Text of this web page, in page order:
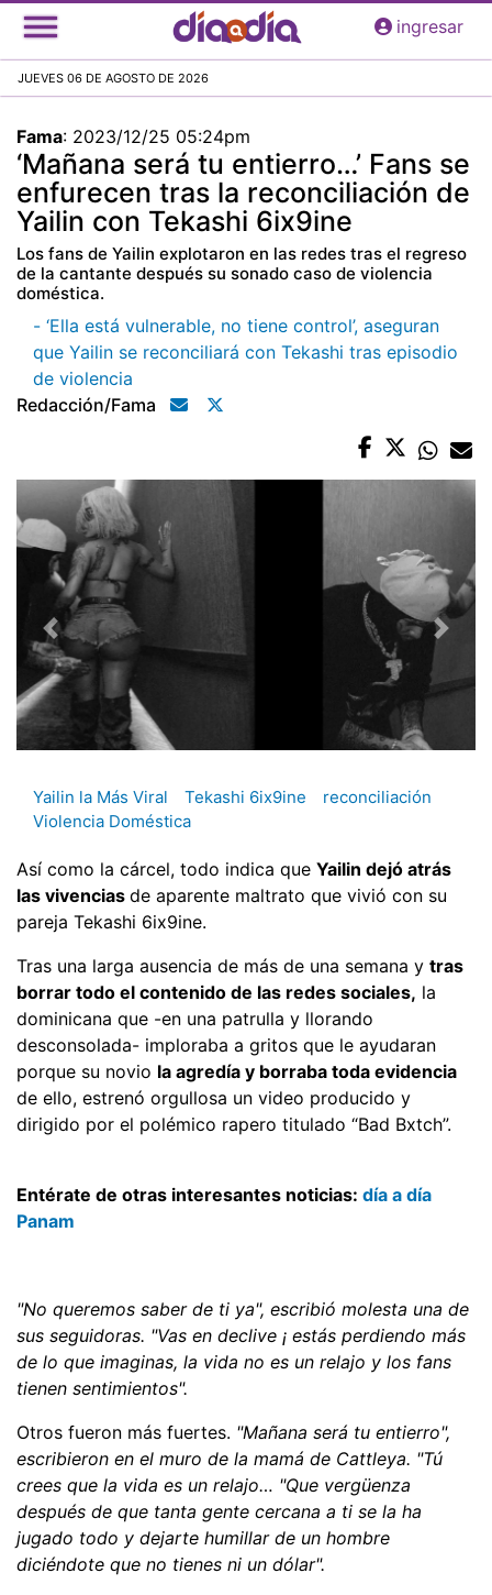
Pasar
al
principal
ingresar
JUEVES 06 DE AGOSTO DE 2026
Fama: 2023/12/25 05:24pm
‘Mañana será tu entierro…’ Fans se
enfurecen tras la reconciliación de
Yailin con Tekashi 6ix9ine
Los fans de Yailin explotaron en las redes tras el regreso
de la cantante después su sonado caso de violencia
doméstica.
- ‘Ella está vulnerable, no tiene control’, aseguran
que Yailin se reconciliará con Tekashi tras episodio
de violencia
Redacción/fama
Yailin la Más Viral Tekashi 6ix9ine
reconciliación
Violencia Doméstica
Así como la cárcel, todo indica que Yailin dejó atrás
las vivencias de aparente maltrato que vivió con su
pareja Tekashi 6ix9ine.
Tras una larga ausencia de más de una semana y tras
borrar todo el contenido de las redes sociales, la
dominicana que -en una patrulla y llorando
desconsolada- imploraba a gritos que le ayudaran
porque su novio la agredía y borraba toda evidencia
de ello, estrenó orgullosa un video producido y
dirigido por el polémico rapero titulado “Bad Bxtch”.
Entérate de otras interesantes noticias: día a día
Panam
"No queremos saber de ti ya", escribió molesta una de
sus seguidoras. "Vas en declive ¡ estás perdiendo más
de lo que imaginas, la vida no es un relajo y los fans
tienen sentimientos".
Otros fueron más fuertes. "Mañana será tu entierro",
escribieron en el muro de la mamá de Cattleya. "Tú
crees que la vida es un relajo… "Que vergüenza
después de que tanta gente cercana a ti se la ha
jugado todo y dejarte humillar de un hombre
diciéndote que no tienes ni un dólar".